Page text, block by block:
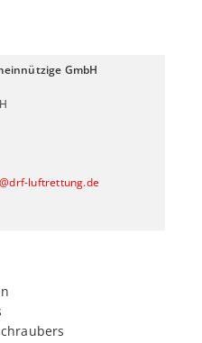
GmbH
luftrettung.de